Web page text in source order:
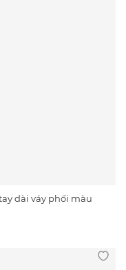
dài váy phối màu